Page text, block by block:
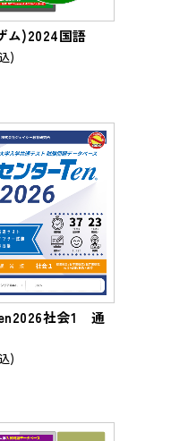
ム)2024国語
)
社会1 通
)